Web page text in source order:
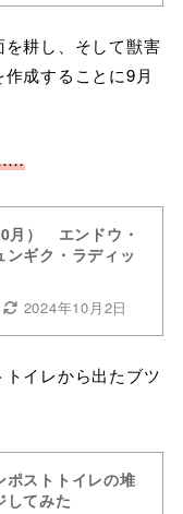
耕し、そして獣害
成することに9月
……
月） エンドウ・
ギク・ラディッ
2024年10月2日
イレから出たブツ
ポストトイレの堆
してみた